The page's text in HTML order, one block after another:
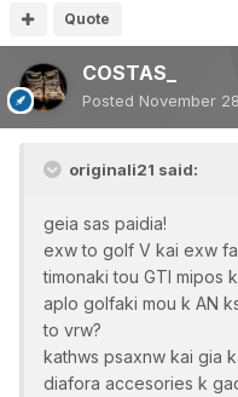
Quote
COSTAS_
Posted November
originali21 said:
geia sas paidia!
exw to golf V kai exw
timonaki tou GTI mipos
aplo golfaki mou k AN
to vrw?
kathws psaxnw kai gia
diafora accesories k